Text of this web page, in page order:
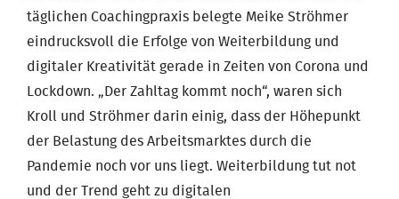
täglichen Coachingpraxis belegte Meike Ströhmer
eindrucksvoll die Erfolge von Weiterbildung und
digitaler Kreativität gerade in Zeiten von Corona und
Lockdown. „Der Zahltag kommt noch“, waren sich
Kroll und Ströhmer darin einig, dass der Höhepunkt
der Belastung des Arbeitsmarktes durch die
Pandemie noch vor uns liegt. Weiterbildung tut not
und der Trend geht zu digitalen